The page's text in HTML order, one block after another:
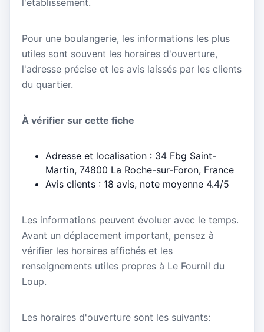
Pour une boulangerie, les informations les plus
utiles sont souvent les horaires d'ouverture,
l'adresse précise et les avis laissés par les clients
du quartier.
À vérifier sur cette fiche
Adresse et localisation : 34 Fbg Saint-
Martin, 74800 La Roche-sur-Foron, France
Avis clients : 18 avis, note moyenne 4.4/5
Les informations peuvent évoluer avec le temps.
Avant un déplacement important, pensez à
vérifier les horaires affichés et les
renseignements utiles propres à Le Fournil du
Loup.
Les horaires d'ouverture sont les suivants: